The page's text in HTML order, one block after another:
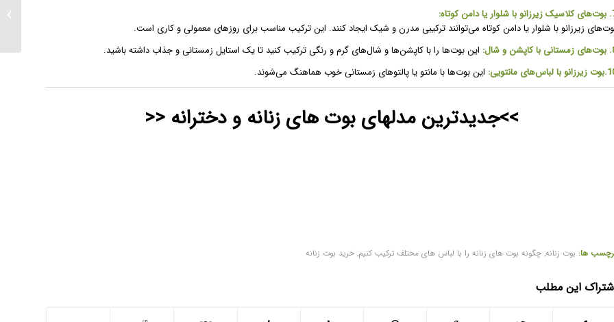
دامن کوتاه:
زیرزانو با شلوار یا دامن کوتاه می‌توانند ترکیبی مدرن و شیک ایجاد کنند. این ترکیب مناسب برای روزهای معمولی و کاری است.
و شال:
این بوت‌ها را با کاپشن‌ها و شال‌های گرم و رنگی ترکیب کنید تا یک استایل زمستانی و جذاب داشته باشید.
بوت‌ زیرزانو با لباس‌های مانتویی: این بوت‌ها با مانتو یا پالتوهای زمستانی خوب هماهنگ می‌شوند.
>>جدیدترین مدلهای بوت های زنانه و دخترانه <<
ها: بوت زنانه, چگونه بوت های زنانه را با لباس های مختلف ترکیب کنیم, خرید بوت زنانه
این مطلب